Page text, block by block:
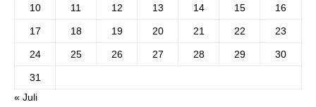
10 11 12 13 14 15 16
17 18 19 20 21 22 23
24 25 26 27 28 29 30
31
« Juli